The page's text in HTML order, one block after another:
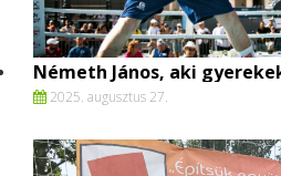
Németh János, aki
2025. augusztus 27.